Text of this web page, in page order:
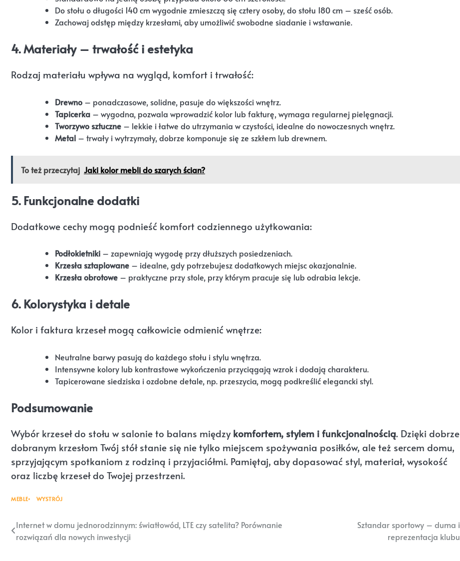
Do stołu o długości 140 cm wygodnie zmieszczą się cztery osoby, do stołu 180 cm – sześć osób.
Zachowaj odstęp między krzesłami, aby umożliwić swobodne siadanie i wstawanie.
4. Materiały – trwałość i estetyka
Rodzaj materiału wpływa na wygląd, komfort i trwałość:
Drewno – ponadczasowe, solidne, pasuje do większości wnętrz.
Tapicerka – wygodna, pozwala wprowadzić kolor lub fakturę, wymaga regularnej pielęgnacji.
Tworzywo sztuczne – lekkie i łatwe do utrzymania w czystości, idealne do nowoczesnych wnętrz.
Metal – trwały i wytrzymały, dobrze komponuje się ze szkłem lub drewnem.
To też przeczytaj Jaki kolor mebli do szarych ścian?
5. Funkcjonalne dodatki
Dodatkowe cechy mogą podnieść komfort codziennego użytkowania:
Podłokietniki – zapewniają wygodę przy dłuższych posiedzeniach.
Krzesła sztaplowane – idealne, gdy potrzebujesz dodatkowych miejsc okazjonalnie.
Krzesła obrotowe – praktyczne przy stole, przy którym pracuje się lub odrabia lekcje.
6. Kolorystyka i detale
Kolor i faktura krzeseł mogą całkowicie odmienić wnętrze:
Neutralne barwy pasują do każdego stołu i stylu wnętrza.
Intensywne kolory lub kontrastowe wykończenia przyciągają wzrok i dodają charakteru.
Tapicerowane siedziska i ozdobne detale, np. przeszycia, mogą podkreślić elegancki styl.
Podsumowanie
Wybór krzeseł do stołu w salonie to balans międzykomfortem, stylem i funkcjonalnością. Dzięki dobrze
dobranym krzesłom Twój stół stanie się nie tylko miejscem spożywania posiłków, ale też sercem domu,
sprzyjającym spotkaniom z rodziną i przyjaciółmi. Pamiętaj, aby dopasować styl, materiał, wysokość
oraz liczbę krzeseł do Twojej przestrzeni.
MEBLE WYSTRÓJ
Nawigacja
wpisu
Internet w domu jednorodzinnym: światłowód, LTE czy satelita? Porównanie
rozwiązań dla nowych inwestycji
Sztandar sportowy – duma i
reprezentacja klubu